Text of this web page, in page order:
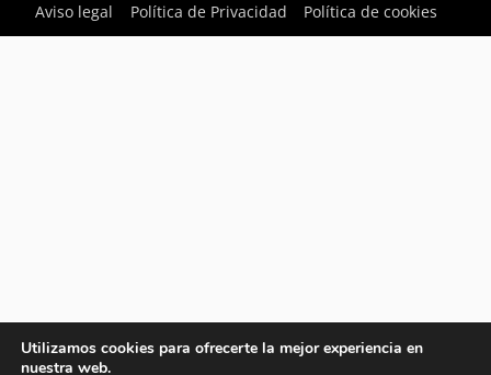
Aviso legal
Política de Privacidad Política de cookies
Utilizamos cookies para ofrecerte la mejor experiencia en
nuestra web.